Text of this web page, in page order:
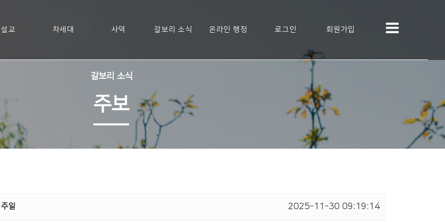
설교 차세대 사역 갈보리 소식 온라인 행정 로그인 회원가입
갈보리 소식
주보
일 2025-11-30 09:19:14